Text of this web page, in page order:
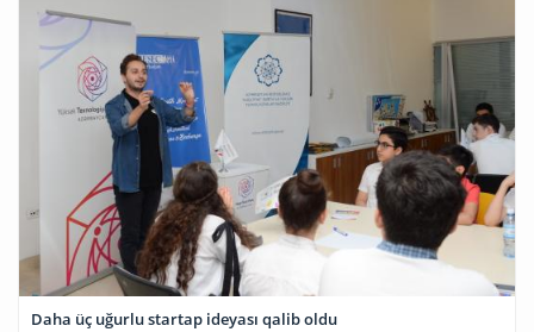
Daha üç uğurlu startap ideyası qalib oldu